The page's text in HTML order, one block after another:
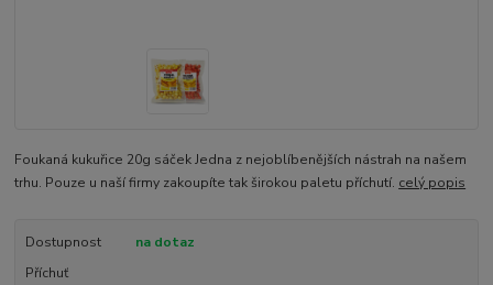
Foukaná kukuřice 20g sáček Jedna z nejoblíbenějších nástrah na našem
trhu. Pouze u naší firmy zakoupíte tak širokou paletu příchutí. celý popis
Dostupnost
na dotaz
Příchuť